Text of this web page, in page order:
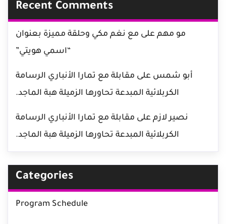
Recent Comments
مو مهم على مع نغم مكي وحلقة مميزة بعنوان
“اسمي هويتي”
أبو شمس على مقابلة مع تمارا الأنباري الرسامة
الكربلائية المبدعة تحاورها الزميلة هبة الماجد.
نصير لازم على مقابلة مع تمارا الأنباري الرسامة
الكربلائية المبدعة تحاورها الزميلة هبة الماجد.
Categories
Program Schedule